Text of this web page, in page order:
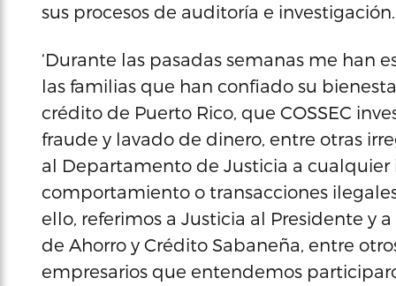
sus procesos de auditoría e investigación.
‘Durante las pasadas semanas me han
las familias que han confiado su
crédito de Puerto Rico, que COSSEC
fraude y lavado de dinero, entre otras
al Departamento de Justicia a
comportamiento o transacciones
ello, referimos a Justicia al Presidente y
de Ahorro y Crédito Sabaneña, entre
empresarios que entendemos